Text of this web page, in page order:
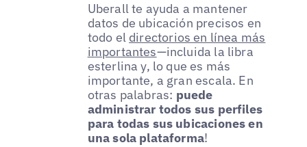
Uberall te ayuda a mantener
datos de ubicación precisos en
todo el directorios en línea más
importantes—incluida la libra
esterlina y, lo que es más
importante, a gran escala. En
otras palabras: puede
administrar todos sus perfiles
para todas sus ubicaciones en
una sola plataforma!